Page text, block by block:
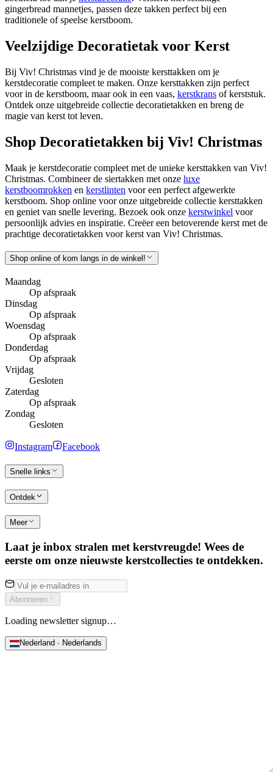
gingerbread mannetjes, passen deze takken perfect bij een
traditionele of speelse kerstboom.
Veelzijdige Decoratietak voor Kerst
Bij Viv! Christmas vind je de mooiste kersttakken om je
kerstdecoratie compleet te maken. Onze kersttakken zijn perfect
voor in de kerstboom, maar ook in een vaas, kerstkrans of kerststuk.
Ontdek onze uitgebreide collectie decoratietakken en breng de
magie van kerst tot leven.
Shop Decoratietakken bij Viv! Christmas
Maak je kerstdecoratie compleet met de unieke kersttakken van Viv!
Christmas. Combineer de siertakken met onze luxe
kerstboomrokken en kerstlinten voor een perfect afgewerkte
kerstboom. Shop online voor onze uitgebreide collectie kersttakken
en geniet van snelle levering. Bezoek ook onze kerstwinkel voor
persoonlijk advies en inspiratie. Creëer een betoverende kerst met de
prachtige decoratietakken voor kerst van Viv! Christmas.
Shop online of kom langs in de winkel!
Maandag
Op afspraak
Dinsdag
Op afspraak
Woensdag
Op afspraak
Donderdag
Op afspraak
Vrijdag
Gesloten
Zaterdag
Op afspraak
Zondag
Gesloten
Instagram Facebook
Snelle links
Ontdek
Meer
Laat je inbox stralen met kerstvreugde! Wees de
eerste om onze nieuwste kerstcollecties te ontdekken.
Abonneren
Loading newsletter signup…
Nederland · Nederlands